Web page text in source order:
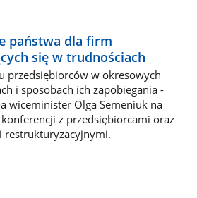
państwa dla firm
się w trudnościach
przedsiębiorców w okresowych
i sposobach ich zapobiegania -
wiceminister Olga Semeniuk na
z przedsiębiorcami oraz
restrukturyzacyjnymi.